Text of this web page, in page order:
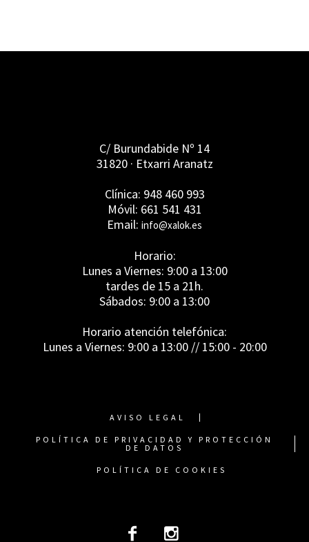
C/ Burundabide Nº 14
31820 · Etxarri Aranatz
Clínica: 948 460 993
Móvil: 661 541 431
Email: info@xalok.es
Horario:
Lunes a Viernes: 9:00 a 13:00
tardes de 15 a 21h.
Sábados: 9:00 a 13:00
Horario atención telefónica:
Lunes a Viernes: 9:00 a 13:00 // 15:00 - 20:00
AVISO LEGAL
POLÍTICA DE PRIVACIDAD Y PROTECCIÓN
DE DATOS
POLÍTICA DE COOKIES